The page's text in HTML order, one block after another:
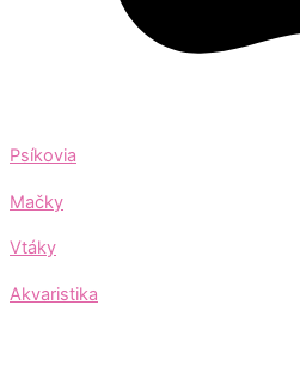
Psíkovia
Mačky
Vtáky
Akvaristika